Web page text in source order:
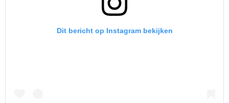
Dit bericht op Instagram bekijken